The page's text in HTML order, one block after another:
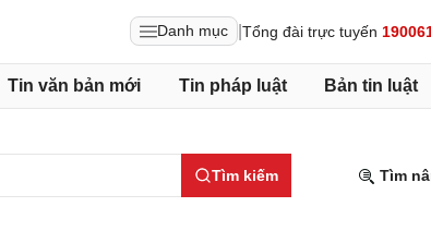
Danh mục Tổng đài trực tuyến
Tin văn bản mới Tin pháp luật Bản tin luật
Tìm kiếm Tìm